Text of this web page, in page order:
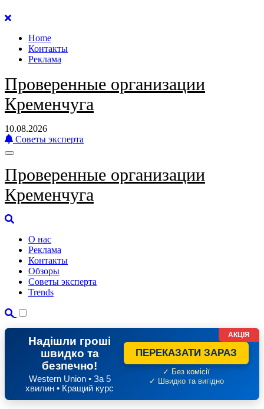
Перейти
содержанию
Home
Контакты
Реклама
Проверенные организации
Кременчуга
10.08.2026
Советы эксперта
Проверенные организации
Кременчуга
О нас
Реклама
Контакты
Обзоры
Советы эксперта
Trends
Надішли гроші
швидко та
безпечно!
Western Union • За 5
хвилин • Кращий курс
ПЕРЕКАЗАТИ ЗАРАЗ
✓ Без комісії
✓ Швидко та вигідно
АКЦІЯ